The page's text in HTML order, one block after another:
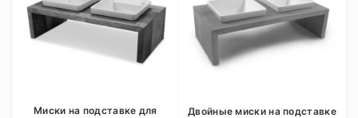
Миски на подставке для
Двойные миски на подставке